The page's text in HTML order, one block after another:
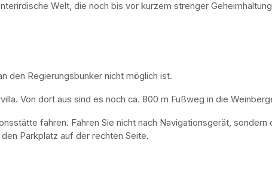
Welt, die noch bis vor kurzem strenger
den Regierungsbunker nicht möglich ist.
Von dort aus sind es noch ca. 800 m Fußweg in die
fahren. Fahren Sie nicht nach Navigationsgerät,
Parkplatz auf der rechten Seite.